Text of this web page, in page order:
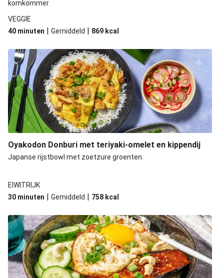
komkommer
VEGGIE
40 minuten | Gemiddeld | 869 kcal
Oyakodon Donburi met teriyaki-omelet en kippendij
Japanse rijstbowl met zoetzure groenten
EIWITRIJK
30 minuten | Gemiddeld | 758 kcal